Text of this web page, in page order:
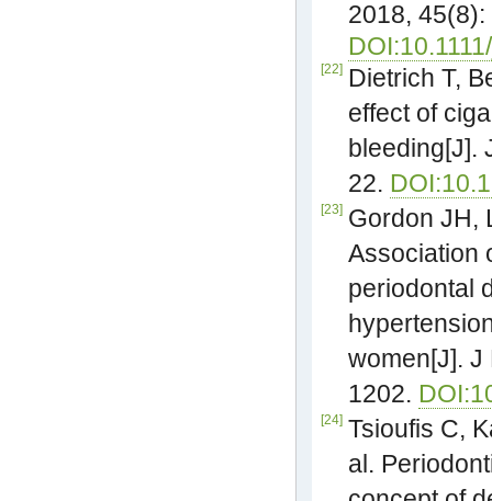
2018,
[22]
Dietrich T,
effect of
bleeding[J].
22.
[23] Gordon JH,
Association
periodontal
women[J]. J
1202.
[24] Tsioufis C,
al.